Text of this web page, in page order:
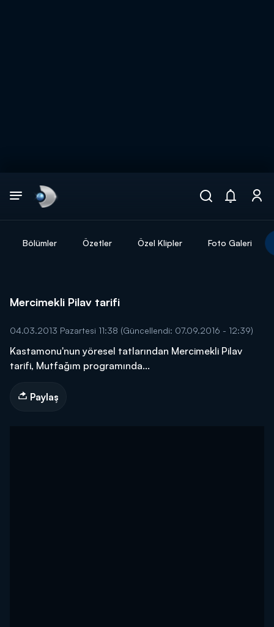
Bölümler Özetler Özel Klipler Foto Galeri
Mercimekli Pilav tarifi
04.03.2013 Pazartesi 11:38 (Güncellendi: 07.09.2016 - 12:39)
Kastamonu'nun yöresel tatlarından Mercimekli Pilav
tarifi, Mutfağım programında...
Paylaş